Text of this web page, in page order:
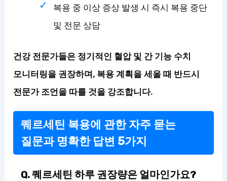
복용 중 이상 증상 발생 시 즉시 복용 중단
및 전문 상담
건강 전문가들은 정기적인 혈압 및 간 기능 수치
모니터링을 권장하며, 복용 계획을 세울 때 반드시
전문가 조언을 따를 것을 강조합니다.
퀘르세틴 복용에 관한 자주 묻는
질문과 명확한 답변 5가지
Q. 퀘르세틴 하루 권장량은 얼마인가요?